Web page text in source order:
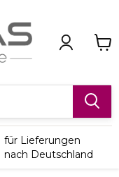
für Lieferungen
nach Deutschland